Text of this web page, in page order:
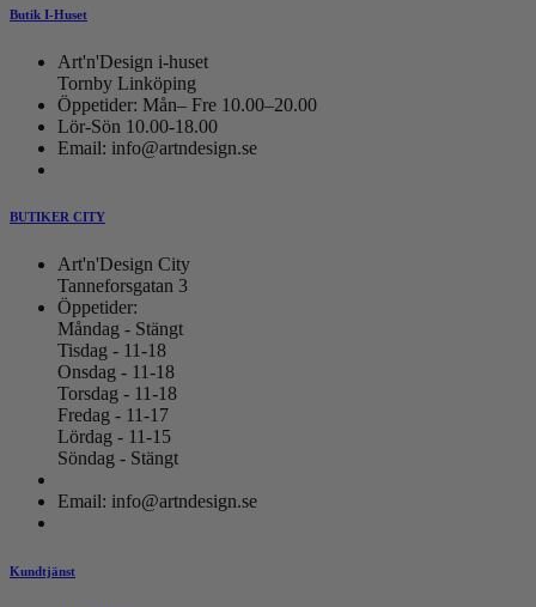
Butik I-Huset
Art'n'Design i-huset
Tornby Linköping
Öppetider: Mån– Fre 10.00–20.00
Lör-Sön 10.00-18.00
Email: info@artndesign.se
BUTIKER CITY
Art'n'Design City
Tanneforsgatan 3
Öppetider:
Måndag - Stängt
Tisdag - 11-18
Onsdag - 11-18
Torsdag - 11-18
Fredag - 11-17
Lördag - 11-15
Söndag - Stängt
Email: info@artndesign.se
Kundtjänst